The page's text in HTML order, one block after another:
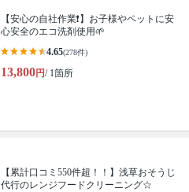
【安心の自社作業❗️】お子様やペットに安
心安全のエコ洗剤使用🌱
4.65(278件)
13,800円/ 1箇所
【累計口コミ550件超！！】浅草おそうじ
代行のレンジフードクリーニング☆